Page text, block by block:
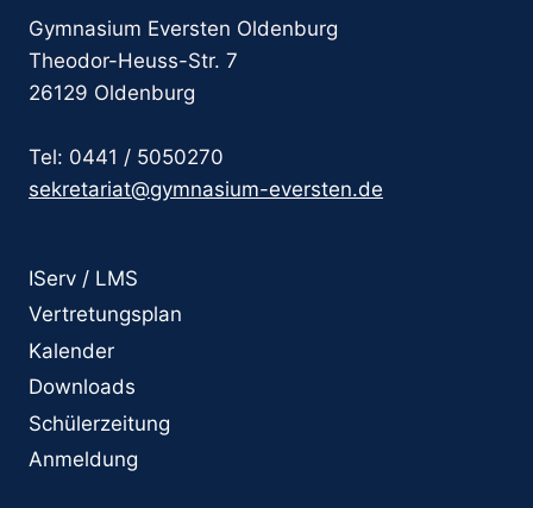
Gymnasium Eversten Oldenburg
Theodor-Heuss-Str. 7
26129 Oldenburg
Tel: 0441 / 5050270
sekretariat@gymnasium-eversten.de
IServ / LMS
Vertretungsplan
Kalender
Downloads
Schülerzeitung
Anmeldung